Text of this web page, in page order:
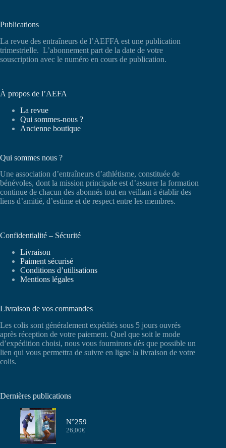
Publications
La revue des entraîneurs de l’AEFFA est une publication
trimestrielle. L’abonnement part de la date de votre
souscription avec le numéro en cours de publication.
À propos de l’AEFA
La revue
Qui sommes-nous ?
Ancienne boutique
Qui sommes nous ?
Une association d’entraîneurs d’athlétisme, constituée de
bénévoles, dont la mission principale est d’assurer la formation
continue de chacun des abonnés tout en veillant à établir des
liens d’amitié, d’estime et de respect entre les membres.
Confidentialité – Sécurité
Livraison
Paiment sécurisé
Conditions d’utilisations
Mentions légales
Livraison de vos commandes
Les colis sont généralement expédiés sous 5 jours ouvrés
après réception de votre paiement. Quel que soit le mode
d’expédition choisi, nous vous fournirons dès que possible un
lien qui vous permettra de suivre en ligne la livraison de votre
colis.
Dernières publications
N°259
26,00€